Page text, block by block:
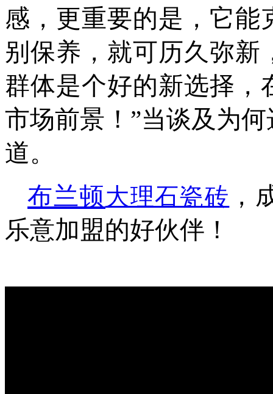
感，更重要的是，它能
别保养，就可历久弥新
群体是个好的新选择，
市场前景！”当谈及为
道。
布兰顿大理石瓷砖 ，
乐意加盟的好伙伴！